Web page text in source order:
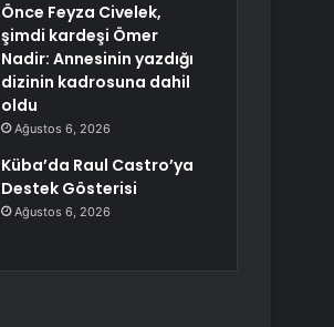
Önce Feyza Civelek,
şimdi kardeşi Ömer
Nadir: Annesinin yazdığı
dizinin kadrosuna dahil
oldu
Ağustos 6, 2026
Küba’da Raul Castro’ya
Destek Gösterisi
Ağustos 6, 2026